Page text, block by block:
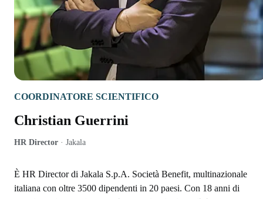
COORDINATORE SCIENTIFICO
Christian Guerrini
HR Director · Jakala
È HR Director di Jakala S.p.A. Società Benefit, multinazionale
italiana con oltre 3500 dipendenti in 20 paesi. Con 18 anni di